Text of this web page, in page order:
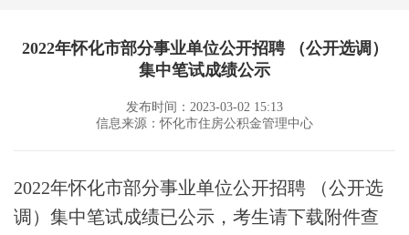
2022年怀化市部分事业单位公开招聘 （公开选调）
集中笔试成绩公示
发布时间：2023-03-02 15:13
信息来源：怀化市住房公积金管理中心
2022年怀化市部分事业单位公开招聘 （公开选
调）集中笔试成绩已公示，考生请下载附件查